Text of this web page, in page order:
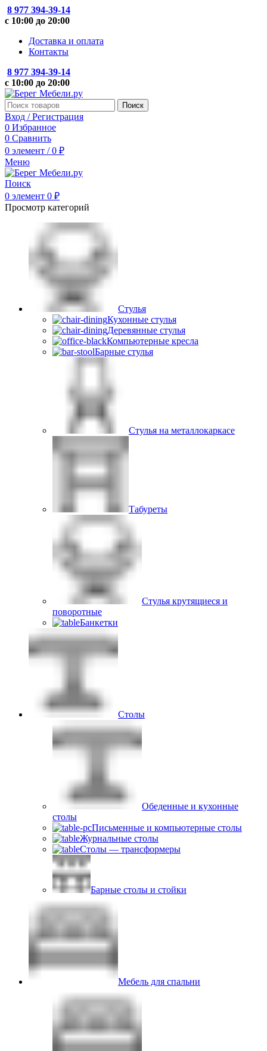
8 977 394-39-14
с 10:00 до 20:00
Доставка и оплата
Контакты
8 977 394-39-14
с 10:00 до 20:00
Поиск
Вход / Регистрация
0 Избранное
0 Сравнить
0 элемент / 0 ₽
Меню
Поиск
0 элемент 0 ₽
Просмотр категорий
Стулья
Кухонные стулья
Деревянные стулья
Компьютерные кресла
Барные стулья
Стулья на металлокаркасе
Табуреты
Стулья крутящиеся и
поворотные
Банкетки
Столы
Обеденные и кухонные
столы
Письменные и компьютерные столы
Журнальные столы
Столы — трансформеры
Барные столы и стойки
Мебель для спальни